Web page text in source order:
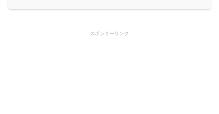
スポンサーリンク